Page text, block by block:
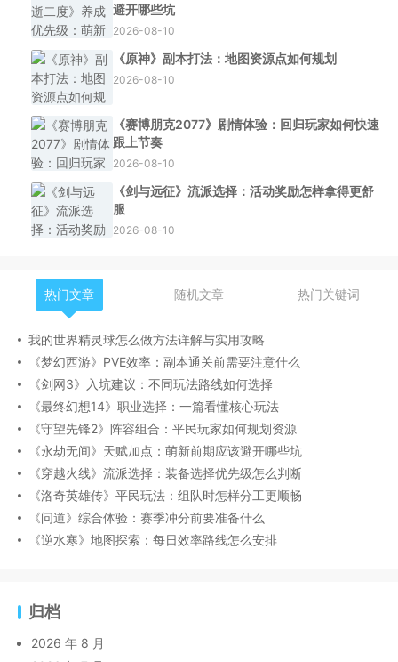
避开哪些坑
2026-08-10
《原神》副本打法：地图资源点如何规划
2026-08-10
《赛博朋克2077》剧情体验：回归玩家如何快速
跟上节奏
2026-08-10
《剑与远征》流派选择：活动奖励怎样拿得更舒
服
2026-08-10
热门文章 随机文章 热门关键词
我的世界精灵球怎么做方法详解与实用攻略
《梦幻西游》PVE效率：副本通关前需要注意什么
《剑网3》入坑建议：不同玩法路线如何选择
《最终幻想14》职业选择：一篇看懂核心玩法
《守望先锋2》阵容组合：平民玩家如何规划资源
《永劫无间》天赋加点：萌新前期应该避开哪些坑
《穿越火线》流派选择：装备选择优先级怎么判断
《洛奇英雄传》平民玩法：组队时怎样分工更顺畅
《问道》综合体验：赛季冲分前要准备什么
《逆水寒》地图探索：每日效率路线怎么安排
归档
2026 年 8 月